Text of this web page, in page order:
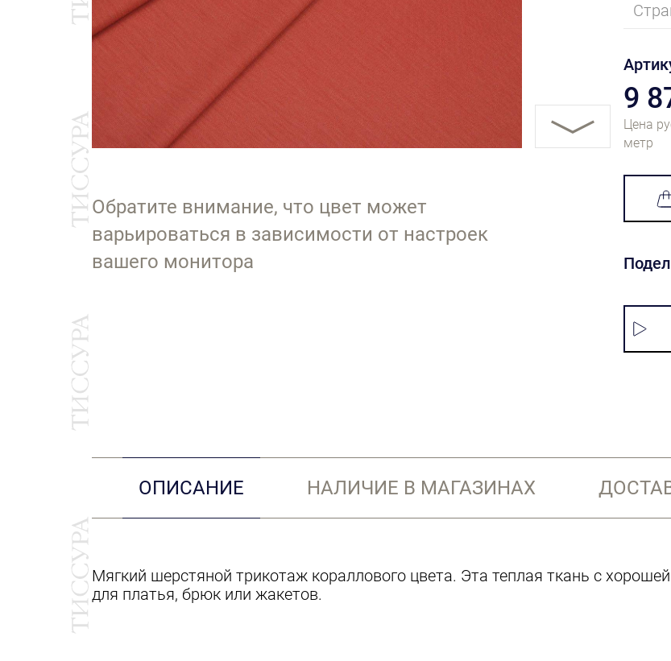
Обратите внимание, что цвет может
варьироваться в зависимости от настроек
вашего монитора
9
Цена
метр
ОПИСАНИЕ НАЛИЧИЕ В МАГАЗИНАХ
Мягкий шерстяной трикотаж кораллового цвета. Эта теплая ткань с
для платья, брюк или жакетов.